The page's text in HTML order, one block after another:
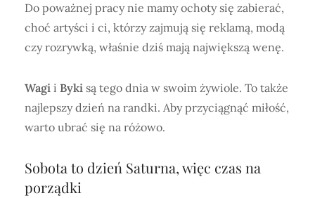
Do poważnej pracy nie mamy ochoty się zabierać,
choć artyści i ci, którzy zajmują się reklamą, modą
czy rozrywką, właśnie dziś mają największą wenę.
Wagi i Byki są tego dnia w swoim żywiole. To także
najlepszy dzień na randki. Aby przyciągnąć miłość,
warto ubrać się na różowo.
Sobota to dzień Saturna, więc czas na
porządki